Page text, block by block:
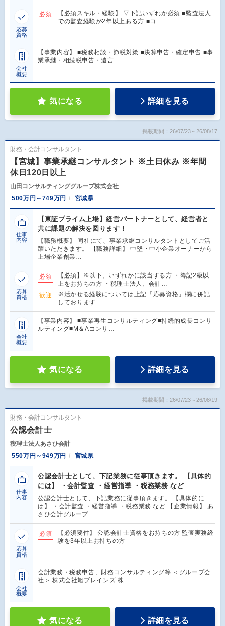
応募
資格
必須
【必須スキル・経験】 ▽下記いずれか必須 ■監査法人
での監査経験が2年以上ある方 ■コ…
会社
概要
【事業内容】 ■税務相談・節税対策 ■決算申告・確定申告 ■事
業承継・相続税申告・遺言…
気になる 詳細を見る
掲載期間：26/07/23～26/08/17
財務・会計コンサルタント
【宮城】事業承継コンサルタント ※土日休み ※年間
休日120日以上
山田コンサルティンググループ株式会社
500万円～749万円
宮城県
仕事
内容
【東証プライム上場】経営パートナーとして、経営者と
共に課題の解決を図ります！
【職務概要】 同社にて、事業承継コンサルタントとしてご活
躍いただきます。 【職務詳細】 中堅・中小企業オーナーから
上場企業創業…
応募
資格
必須
【必須】※以下、いずれかに該当する方 ・簿記2級以
上をお持ちの方 ・税理士法人、会計…
歓迎
※活かせる経験については上記「応募資格」欄に併記
しております
会社
概要
【事業内容】 ■事業再生コンサルティング■持続的成長コンサ
ルティング■M＆Aコンサ…
気になる 詳細を見る
掲載期間：26/07/23～26/08/19
財務・会計コンサルタント
公認会計士
税理士法人あさひ会計
550万円～949万円
宮城県
仕事
内容
公認会計士として、下記業務に従事頂きます。 【具体的
には】 ・会計監査 ・経営指導 ・税務業務 など
公認会計士として、下記業務に従事頂きます。 【具体的に
は】 ・会計監査 ・経営指導 ・税務業務 など 【企業情報】 あ
さひ会計グループ…
応募
資格
必須
【必須要件】 公認会計士資格をお持ちの方 監査実務経
験を3年以上お持ちの方
会社
概要
会計業務・税務申告、財務コンサルティング等 ＜グループ会
社＞ 株式会社旭ブレインズ 株…
気になる 詳細を見る